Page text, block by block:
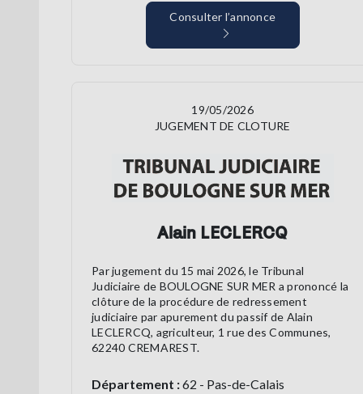
Consulter l’annonce
19/05/2026
JUGEMENT DE CLOTURE
Alain LECLERCQ
Par jugement du 15 mai 2026, le Tribunal
Judiciaire de BOULOGNE SUR MER a prononcé la
clôture de la procédure de redressement
judiciaire par apurement du passif de Alain
LECLERCQ, agriculteur, 1 rue des Communes,
62240 CREMAREST.
Département :62 - Pas-de-Calais